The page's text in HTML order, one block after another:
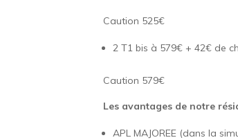
Caution 525€
2 T1 bis à 579€ + 42€ de
Caution 579€
Les avantages de notre
APL MAJOREE (dans la